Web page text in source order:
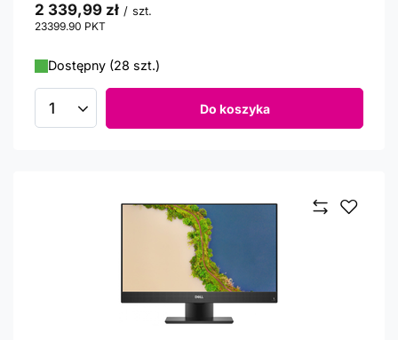
2 339,99 zł / szt.
23399.90 PKT
Dostępny (28 szt.)
Ilość produktów Do koszyka